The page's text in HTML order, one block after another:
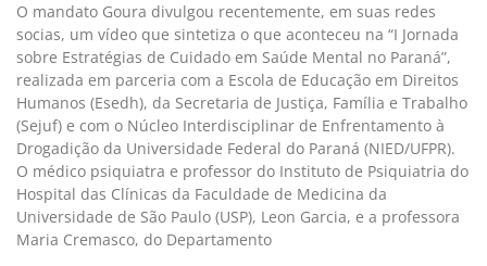
O mandato Goura divulgou recentemente, em suas redes
socias, um vídeo que sintetiza o que aconteceu na “I Jornada
sobre Estratégias de Cuidado em Saúde Mental no Paraná”,
realizada em parceria com a Escola de Educação em Direitos
Humanos (Esedh), da Secretaria de Justiça, Família e Trabalho
(Sejuf) e com o Núcleo Interdisciplinar de Enfrentamento à
Drogadição da Universidade Federal do Paraná (NIED/UFPR).
O médico psiquiatra e professor do Instituto de Psiquiatria do
Hospital das Clínicas da Faculdade de Medicina da
Universidade de São Paulo (USP), Leon Garcia, e a professora
Maria Cremasco, do Departamento